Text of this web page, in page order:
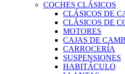
COCHES CLÁSICOS
CLÁSICOS DE
CLÁSICOS DE
MOTORES
CAJAS DE
CARROCERÍA
SUSPENSIONES
HABITÁCULO